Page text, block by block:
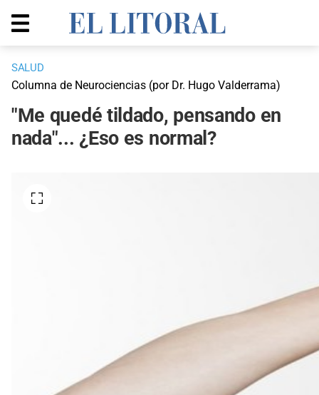
SALUD
Columna de Neurociencias (por Dr. Hugo Valderrama)
"Me quedé tildado, pensando en
nada"... ¿Eso es normal?